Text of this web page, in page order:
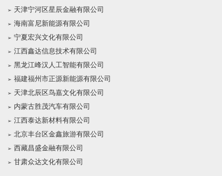
天津宁河区星辰金融有限公司
海南富尼新能源有限公司
宁夏宏兴文化有限公司
江西鑫达信息技术有限公司
黑龙江峰汉人工智能有限公司
福建福州市正源新能源有限公司
天津北辰区鸟嘉文化有限公司
内蒙古胜茂汽车有限公司
江西泰达新材料有限公司
北京丰台区金鑫旅游有限公司
西藏昌盛金融有限公司
甘肃众达文化有限公司